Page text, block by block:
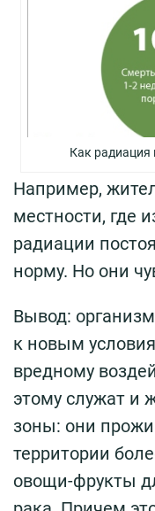
Как радиация
Например,
местности, где
радиации
норму. Но они
Вывод:
к новым
вредному
этому служат и
зоны: они
территории
овощи-фрукты